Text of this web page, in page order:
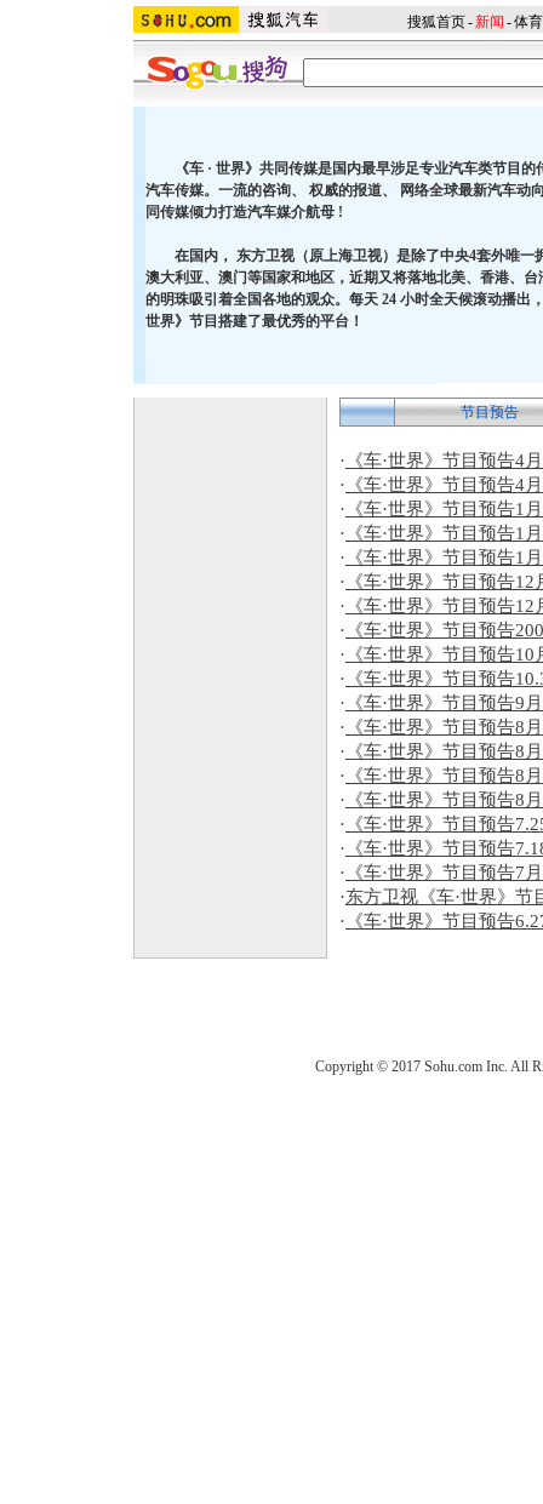
搜狐首页-新闻 -体育
《车 · 世界》共同传媒是国内最早涉足专业汽车类节目
汽车传媒。一流的咨询、 权威的报道、 网络全球最新汽车动
同传媒倾力打造汽车媒介航母 !
在国内， 东方卫视（原上海卫视）是除了中央4套外唯一
澳大利亚、澳门等国家和地区，近期又将落地北美、香港、
的明珠吸引着全国各地的观众。每天 24 小时全天候滚动播出
世界》节目搭建了最优秀的平台！
节目预告
· 《车·世界》节目预告4
· 《车·世界》节目预告4
· 《车·世界》节目预告1
· 《车·世界》节目预告1
· 《车·世界》节目预告1
· 《车·世界》节目预告
· 《车·世界》节目预告
· 《车·世界》节目预告
· 《车·世界》节目预告
· 《车·世界》节目预告
· 《车·世界》节目预告9
· 《车·世界》节目预告8
· 《车·世界》节目预告8
· 《车·世界》节目预告8
· 《车·世界》节目预告8
· 《车·世界》节目预告
· 《车·世界》节目预告
· 《车·世界》节目预告7
·东方卫视《车·世界》节
· 《车·世界》节目预告
Copyright © 2017 Sohu.com Inc. All